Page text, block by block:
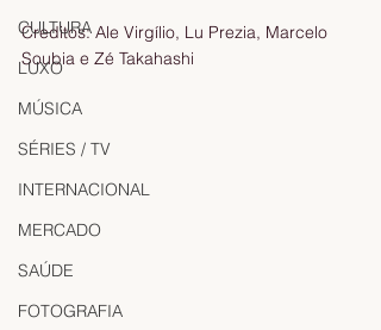
CULTURA
LUXO
MÚSICA
SÉRIES / TV
INTERNACIONAL
MERCADO
SAÚDE
FOTOGRAFIA
Creditos: Ale Virgílio, Lu Prezia, Marcelo
Soubia e Zé Takahashi